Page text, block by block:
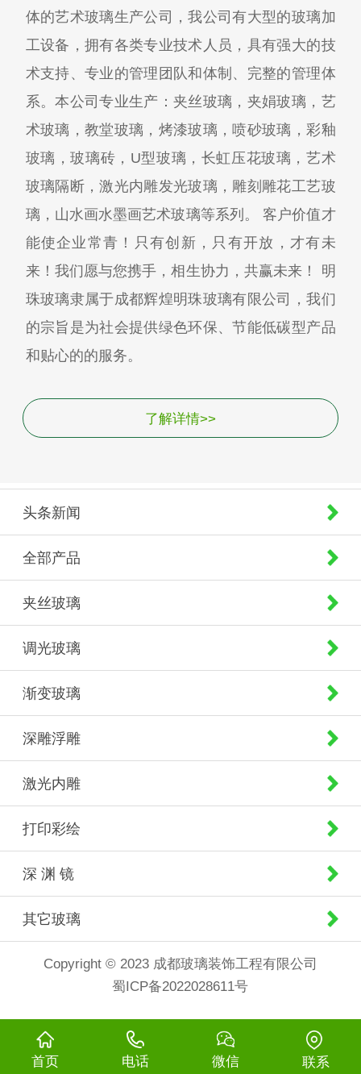
体的艺术玻璃生产公司，我公司有大型的玻璃加
工设备，拥有各类专业技术人员，具有强大的技
术支持、专业的管理团队和体制、完整的管理体
系。本公司专业生产：夹丝玻璃，夹娟玻璃，艺
术玻璃，教堂玻璃，烤漆玻璃，喷砂玻璃，彩釉
玻璃，玻璃砖，U型玻璃，长虹压花玻璃，艺术
玻璃隔断，激光内雕发光玻璃，雕刻雕花工艺玻
璃，山水画水墨画艺术玻璃等系列。 客户价值才
能使企业常青！只有创新，只有开放，才有未
来！我们愿与您携手，相生协力，共赢未来！ 明
珠玻璃隶属于成都辉煌明珠玻璃有限公司，我们
的宗旨是为社会提供绿色环保、节能低碳型产品
和贴心的的服务。
了解详情>>
头条新闻
全部产品
夹丝玻璃
调光玻璃
渐变玻璃
深雕浮雕
激光内雕
打印彩绘
深 渊 镜
其它玻璃
Copyright © 2023 成都玻璃装饰工程有限公司
蜀ICP备2022028611号
首页 电话 微信 联系